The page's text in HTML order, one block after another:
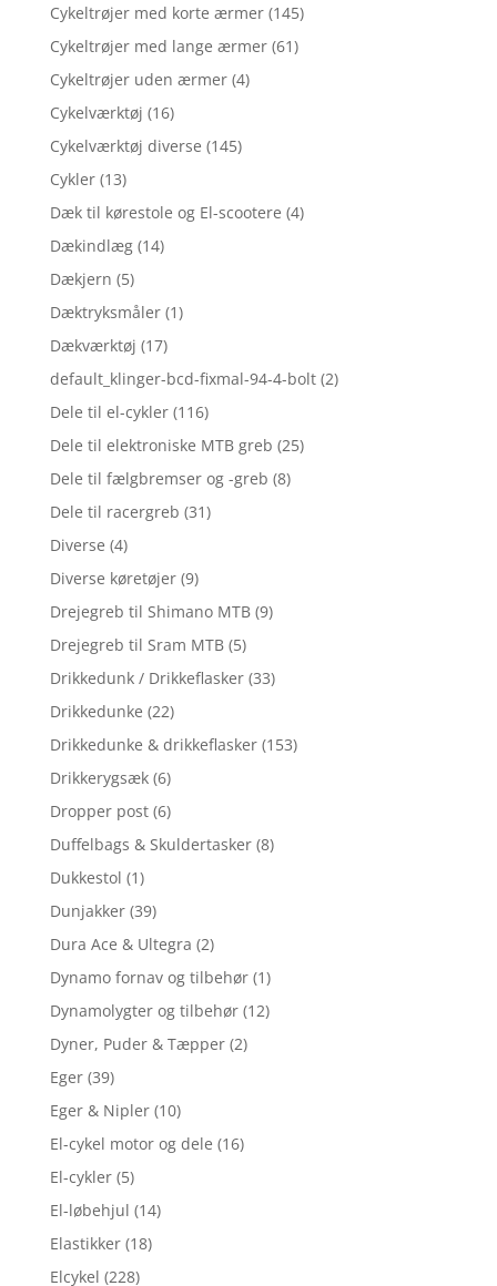
Cykeltrøjer med korte ærmer (145)
Cykeltrøjer med lange ærmer (61)
Cykeltrøjer uden ærmer (4)
Cykelværktøj (16)
Cykelværktøj diverse (145)
Cykler (13)
Dæk til kørestole og El-scootere (4)
Dækindlæg (14)
Dækjern (5)
Dæktryksmåler (1)
Dækværktøj (17)
default_klinger-bcd-fixmal-94-4-bolt (2)
Dele til el-cykler (116)
Dele til elektroniske MTB greb (25)
Dele til fælgbremser og -greb (8)
Dele til racergreb (31)
Diverse (4)
Diverse køretøjer (9)
Drejegreb til Shimano MTB (9)
Drejegreb til Sram MTB (5)
Drikkedunk / Drikkeflasker (33)
Drikkedunke (22)
Drikkedunke & drikkeflasker (153)
Drikkerygsæk (6)
Dropper post (6)
Duffelbags & Skuldertasker (8)
Dukkestol (1)
Dunjakker (39)
Dura Ace & Ultegra (2)
Dynamo fornav og tilbehør (1)
Dynamolygter og tilbehør (12)
Dyner, Puder & Tæpper (2)
Eger (39)
Eger & Nipler (10)
El-cykel motor og dele (16)
El-cykler (5)
El-løbehjul (14)
Elastikker (18)
Elcykel (228)